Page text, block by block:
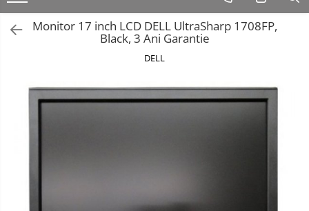
Second hand
Second hand
Touchscreen second hand
Monitor 17 inch LCD DELL UltraSharp 1708FP,
Black, 3 Ani Garantie
DELL